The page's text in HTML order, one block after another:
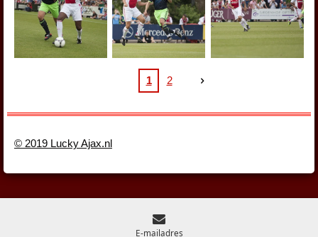
1 2
© 2019 Lucky Ajax.nl
E-mailadres